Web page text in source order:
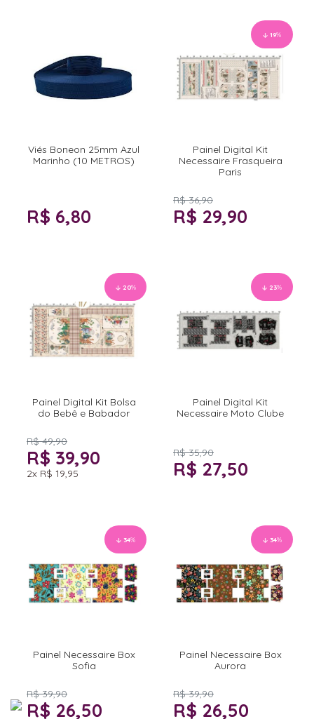
Viés Boneon 25mm Azul
Marinho (10 METROS)
R$ 6,80
19%
Painel Digital Kit
Necessaire Frasqueira
Paris
R$ 36,90
R$ 29,90
20%
Painel Digital Kit Bolsa
do Bebê e Babador
R$ 49,90
R$ 39,90
2x R$ 19,95
23%
Painel Digital Kit
Necessaire Moto Clube
R$ 35,90
R$ 27,50
34%
Painel Necessaire Box
Sofia
R$ 39,90
R$ 26,50
34%
Painel Necessaire Box
Aurora
R$ 39,90
R$ 26,50